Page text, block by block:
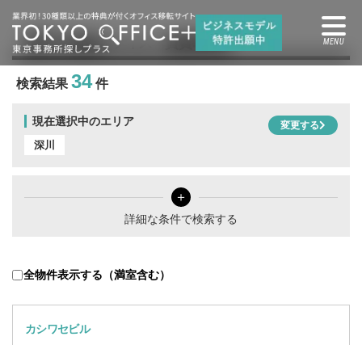
深川の賃貸オフィス・賃貸事務所
検索結果 34件
現在選択中のエリア
深川
変更する
＋
詳細な条件で検索する
全物件表示する（満室含む）
カシワセビル